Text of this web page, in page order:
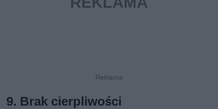
9. Brak cierpliwości